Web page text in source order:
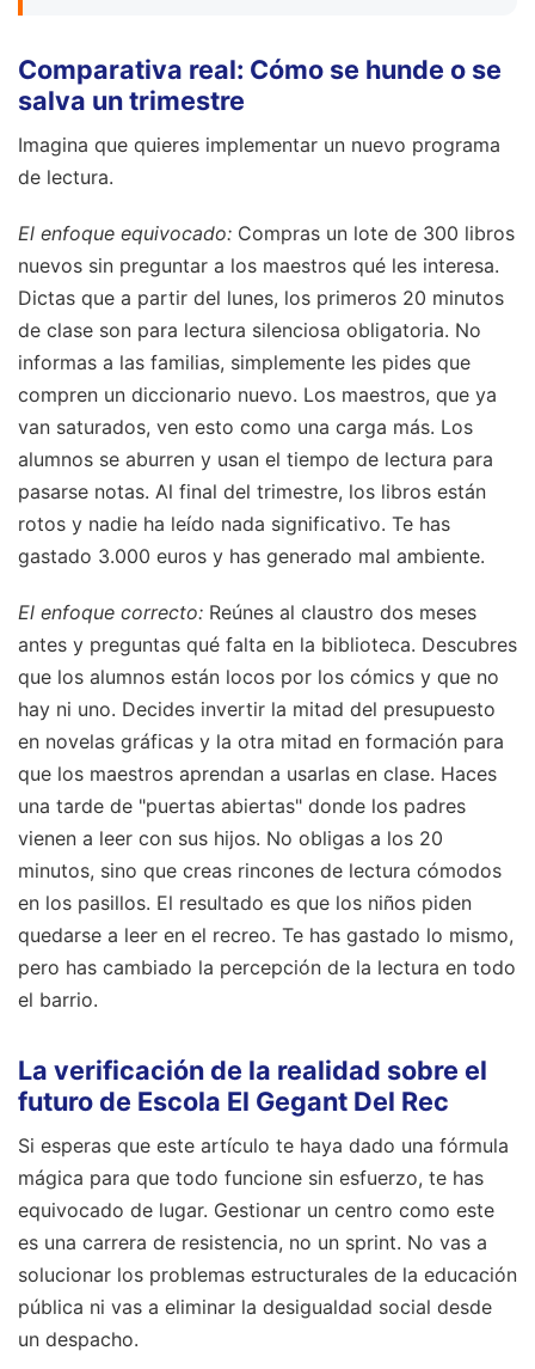
Comparativa real: Cómo se hunde o se
salva un trimestre
Imagina que quieres implementar un nuevo programa
de lectura.
El enfoque equivocado: Compras un lote de 300 libros
nuevos sin preguntar a los maestros qué les interesa.
Dictas que a partir del lunes, los primeros 20 minutos
de clase son para lectura silenciosa obligatoria. No
informas a las familias, simplemente les pides que
compren un diccionario nuevo. Los maestros, que ya
van saturados, ven esto como una carga más. Los
alumnos se aburren y usan el tiempo de lectura para
pasarse notas. Al final del trimestre, los libros están
rotos y nadie ha leído nada significativo. Te has
gastado 3.000 euros y has generado mal ambiente.
El enfoque correcto: Reúnes al claustro dos meses
antes y preguntas qué falta en la biblioteca. Descubres
que los alumnos están locos por los cómics y que no
hay ni uno. Decides invertir la mitad del presupuesto
en novelas gráficas y la otra mitad en formación para
que los maestros aprendan a usarlas en clase. Haces
una tarde de "puertas abiertas" donde los padres
vienen a leer con sus hijos. No obligas a los 20
minutos, sino que creas rincones de lectura cómodos
en los pasillos. El resultado es que los niños piden
quedarse a leer en el recreo. Te has gastado lo mismo,
pero has cambiado la percepción de la lectura en todo
el barrio.
La verificación de la realidad sobre el
futuro de Escola El Gegant Del Rec
Si esperas que este artículo te haya dado una fórmula
mágica para que todo funcione sin esfuerzo, te has
equivocado de lugar. Gestionar un centro como este
es una carrera de resistencia, no un sprint. No vas a
solucionar los problemas estructurales de la educación
pública ni vas a eliminar la desigualdad social desde
un despacho.